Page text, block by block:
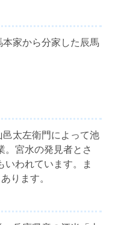
家から分家した辰馬
太左衛門によって池
。宮水の発見者とさ
われています。ま
ります。